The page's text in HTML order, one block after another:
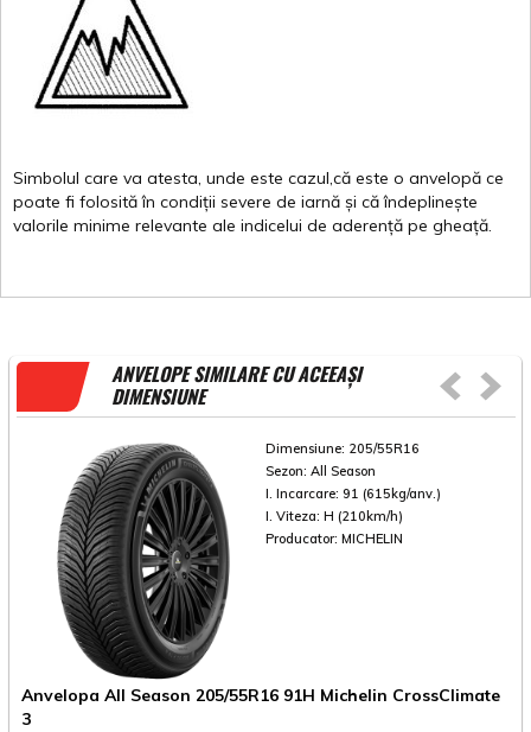
Simbolul care va atesta, unde este cazul,că este o anvelopă ce
poate fi folosită în condiții severe de iarnă și că îndeplinește
valorile minime relevante ale indicelui de aderență pe gheață.
ANVELOPE SIMILARE CU ACEEAȘI
DIMENSIUNE
Dimensiune: 205/55R16
Sezon: All Season
I. Incarcare: 91 (615kg/anv.)
I. Viteza: H (210km/h)
Producator: MICHELIN
Anvelopa All Season 205/55R16 91H Michelin CrossClimate
3